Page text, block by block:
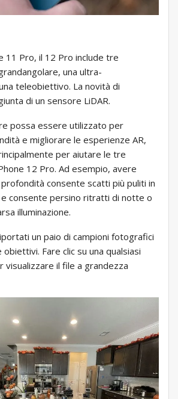
11 Pro, il 12 Pro include tre
una ultra-
teleobiettivo. La novità di
di un sensore LiDAR.
possa essere utilizzato per
e migliorare le esperienze AR,
per aiutare le tre
12 Pro. Ad esempio, avere
consente scatti più puliti in
consente persino ritratti di notte o
illuminazione.
un paio di campioni fotografici
Fare clic su una qualsiasi
visualizzare il file a grandezza